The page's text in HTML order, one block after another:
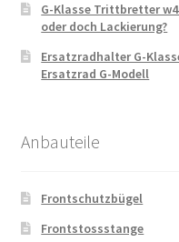
G-Klasse Trittbretter
oder doch Lackierung?
Ersatzradhalter G-
Ersatzrad G-Modell
Anbauteile
Frontschutzbügel
Frontstossstange